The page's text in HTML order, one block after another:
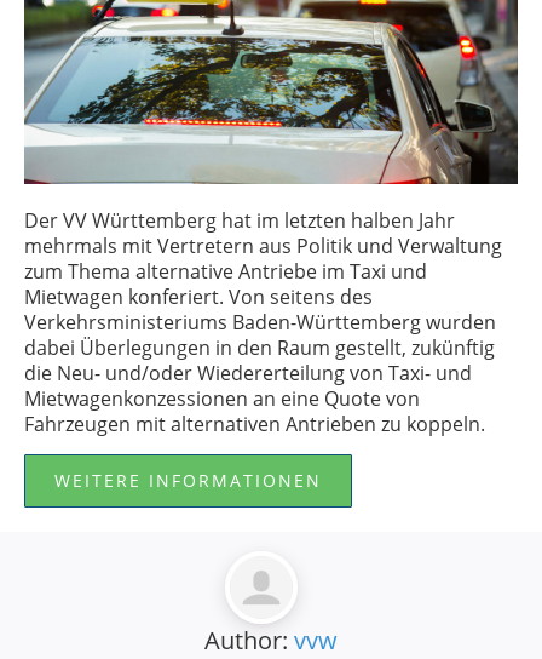
Der VV Württemberg hat im letzten halben Jahr
mehrmals mit Vertretern aus Politik und Verwaltung
zum Thema alternative Antriebe im Taxi und
Mietwagen konferiert. Von seitens des
Verkehrsministeriums Baden-Württemberg wurden
dabei Überlegungen in den Raum gestellt, zukünftig
die Neu- und/oder Wiedererteilung von Taxi- und
Mietwagenkonzessionen an eine Quote von
Fahrzeugen mit alternativen Antrieben zu koppeln.
WEITERE INFORMATIONEN
Author: vvw